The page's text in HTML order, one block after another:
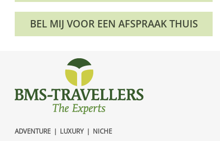
BEL MIJ VOOR EEN AFSPRAAK THUIS
ADVENTURE | LUXURY | NICHE